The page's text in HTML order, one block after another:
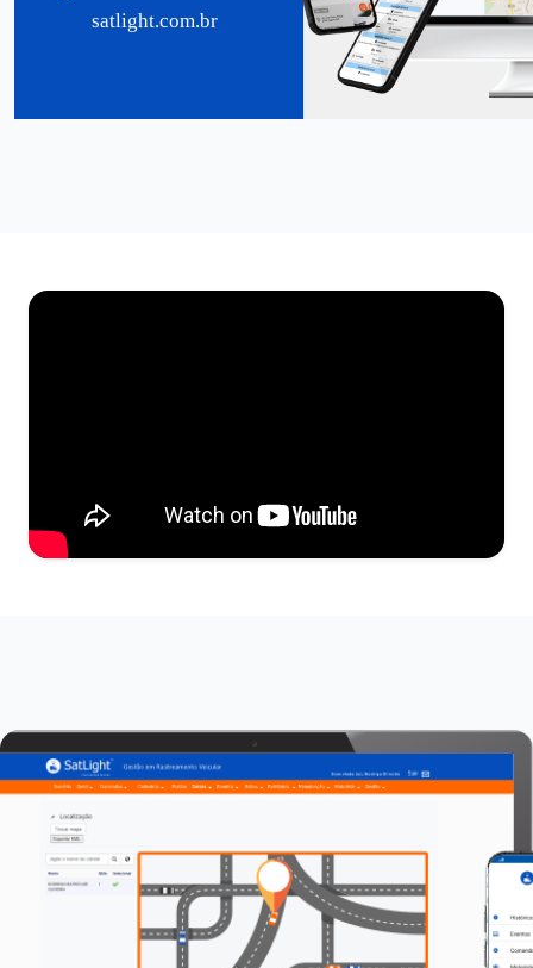
satlight.com.br